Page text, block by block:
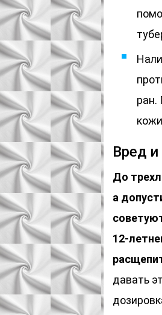
ран.
Вред
До
а
12-
давать